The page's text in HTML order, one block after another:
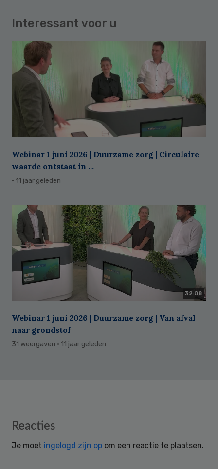
Interessant voor u
Webinar 1 juni 2026 | Duurzame zorg | Circulaire
waarde ontstaat in ...
· 11 jaar geleden
32:08
Webinar 1 juni 2026 | Duurzame zorg | Van afval
naar grondstof
31 weergaven · 11 jaar geleden
Reader
Reacties
Je moet ingelogd zijn op om een reactie te plaatsen.